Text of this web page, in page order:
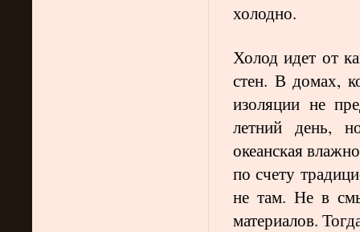
холодно.
Холод идет от
стен. В домах,
изоляции не
летний день,
океанская
по счету
не там. Не в
материалов.